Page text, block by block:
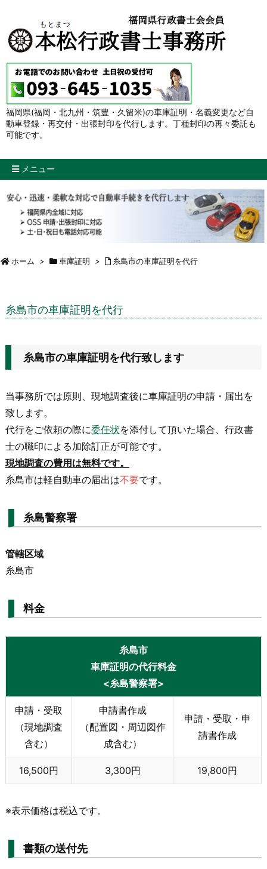
福岡県(福岡・北九州・筑豊・久留米)の車庫証明・名義変更など自
動車登録・再交付・出張封印を代行します。丁種封印の再々委託も
可能です。
メニュー
ホーム > 車庫証明 > 糸島市の車庫証明を代行
糸島市の車庫証明を代行
糸島市の車庫証明を代行致します
当事務所では原則、現地調査後に車庫証明の申請・届出を
致します。
代行をご依頼の際に委任状を添付して頂いた場合、行政書
士の職印による加除訂正が可能です。
現地調査の費用は無料です。
糸島市は軽自動車の届出は不要です。
糸島警察署
管轄区域
糸島市
料金
糸島市
車庫証明の代行料金
<糸島警察署>
申請・受取
（現地調査
含む）
申請書作成
（配置図・周辺図作
成含む）
申請・受取・申
請書作成
16,500円 3,300円 19,800円
※表示価格は税込です。
書類の送付先